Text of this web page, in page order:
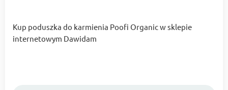
Kup poduszka do karmienia Poofi Organic w sklepie
internetowym Dawidam